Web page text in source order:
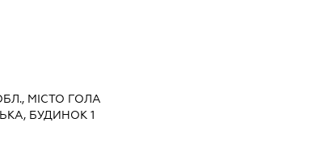
МІСТО ГОЛА
БУДИНОК 1